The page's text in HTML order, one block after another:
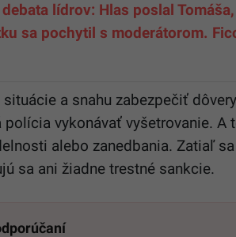
lídrov: Hlas poslal
sa pochytil s moderátorom.
a snahu zabezpečiť
vykonávať vyšetrovanie. A
alebo zanedbania. Zatiaľ
sa ani žiadne trestné sankcie.